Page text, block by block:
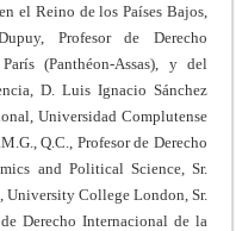
el Reino de los Países Bajos,
Profesor de Derecho
(Panthéon-Assas), y del
D. Luis Ignacio Sánchez
Universidad Complutense
Q.C., Profesor de Derecho
and Political Science, Sr.
University College London, Sr.
Derecho Internacional de la